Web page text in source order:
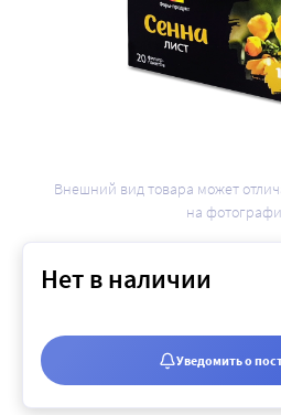
Внешний вид товара может
на
Нет в наличии
Уведомить о